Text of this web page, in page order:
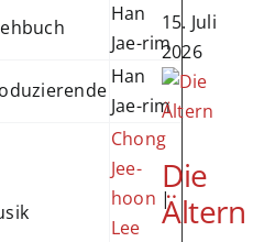
Han
Jae-rim
Han
Jae-rim
Chong
Jee-
hoon |
Lee
15. Juli
2026
Die
Ältern